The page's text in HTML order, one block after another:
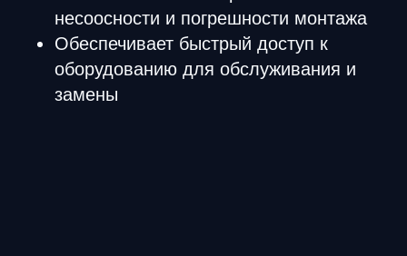
несоосности и погрешности монтажа
Обеспечивает быстрый доступ к
оборудованию для обслуживания и
замены